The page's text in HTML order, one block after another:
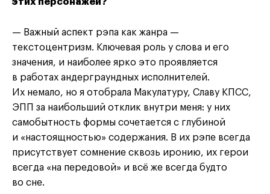
— Важный аспект рэпа как жанра —
текстоцентризм. Ключевая роль у слова и его
значения, и наиболее ярко это проявляется
в работах андерграундных исполнителей.
Их немало, но я отобрала Макулатуру, Славу КПСС,
ЭПП за наибольший отклик внутри меня: у них
самобытность формы сочетается с глубиной
и «настоящностью» содержания. В их рэпе всегда
присутствует сомнение сквозь иронию, их герои
всегда «на передовой» и всё же всегда будто
во сне.